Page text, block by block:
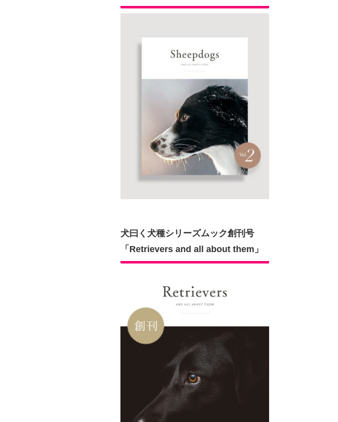
犬曰く犬種シリーズムック創刊号
「Retrievers and all about them」